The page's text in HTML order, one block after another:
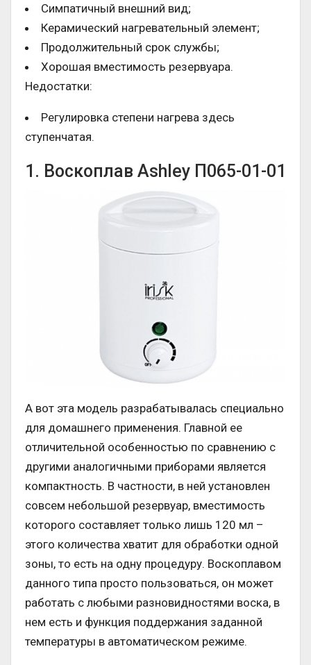
Симпатичный внешний вид;
Керамический нагревательный элемент;
Продолжительный срок службы;
Хорошая вместимость резервуара.
Недостатки:
Регулировка степени нагрева здесь
ступенчатая.
1. Воскоплав Ashley П065-01-01
А вот эта модель разрабатывалась специально
для домашнего применения. Главной ее
отличительной особенностью по сравнению с
другими аналогичными приборами является
компактность. В частности, в ней установлен
совсем небольшой резервуар, вместимость
которого составляет только лишь 120 мл –
этого количества хватит для обработки одной
зоны, то есть на одну процедуру. Воскоплавом
данного типа просто пользоваться, он может
работать с любыми разновидностями воска, в
нем есть и функция поддержания заданной
температуры в автоматическом режиме.